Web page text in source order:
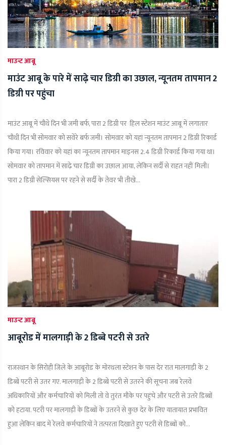
माउन्ट आबू
माउंट आबू के पारे में साढ़े चार डिग्री का उछाल, न्यूनतम तापमान 2
डिग्री पर पहुंचा
माउंट आबू में चौथे दिन भी जमी बर्फ, पारा 2 डिग्री पर हिल स्टेशन माउंट आबू में लगातार
चौथी दिन भी सोमवार को सवेरे बर्फ जमी। सोमवार को यहां न्यूनतम तापमान 2 डिग्री रिकार्ड
किया गया। रविवार को यहां का न्यूनतम तापमान माइनस 2.4 डिग्री रिकार्ड किया गया था।
सोमवार को तापमान में साढ़े चार डिग्री का उछाल आया, लेकिन सर्दी से राहत नहीं मिली।
पारा 2 डिग्री सेल्सियस पर रहने से सर्दी के तेवर भी तीखे...
माउन्ट आबू
आबूरोड में मालगाड़ी के 2 डिब्बे पटरी से उतरे
राजस्थान के सिरोही जिले के आबूरोड के मोरथला स्टेशन के पास देर रात मालगाड़ी के 2
डिब्बे पटरी से उतर गए. मालगाड़ी के 2 डिब्बे पटरी से उतरने की सूचना जब रेलवे
अधिकारियों और कर्मचारियों को मिली तो वे तुरंत मौके पर पहुंचे और पटरी से उतरे डिब्बों
को हटाया. पटरी पर मालगाड़ी के डिब्बों के उतरने से कुछ देर के लिए यातायात प्रभावित
हुआ लेकिन बाद में रेलवे कर्मचारियों ने तत्परता दिखाते हुए पटरी से डिब्बों को...